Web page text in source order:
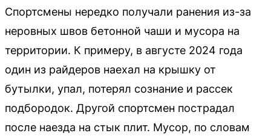
Спортсмены нередко получали ранения из-за
неровных швов бетонной чаши и мусора на
территории. К примеру, в августе 2024 года
один из райдеров наехал на крышку от
бутылки, упал, потерял сознание и рассек
подбородок. Другой спортсмен пострадал
после наезда на стык плит. Мусор, по словам